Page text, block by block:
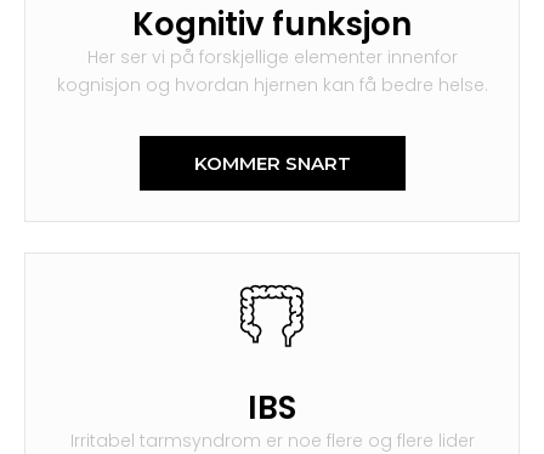
Kognitiv funksjon
Her ser vi på forskjellige elementer innenfor
kognisjon og hvordan hjernen kan få bedre helse.
KOMMER SNART
IBS
Irritabel tarmsyndrom er noe flere og flere lider